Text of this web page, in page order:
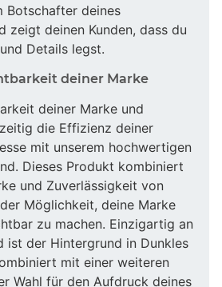
Botschafter deines
zeigt deinen Kunden, dass du
Details legst.
deiner Marke
deiner Marke und
die Effizienz deiner
mit unserem hochwertigen
Dieses Produkt kombiniert
und Zuverlässigkeit von
Möglichkeit, deine Marke
zu machen. Einzigartig an
ist der Hintergrund in Dunkles
mit einer weiteren
Wahl für den Aufdruck deines